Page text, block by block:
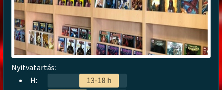
Nyitvatartás:
H:
13-18 h